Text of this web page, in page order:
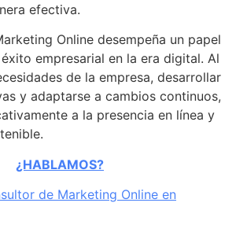
efectiva.
Online desempeña un papel
empresarial en la era digital. Al
de la empresa, desarrollar
y adaptarse a cambios continuos,
a la presencia en línea y
¿HABLAMOS?
de Marketing Online en